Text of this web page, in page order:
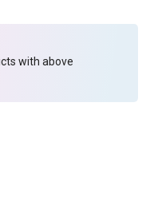
with above